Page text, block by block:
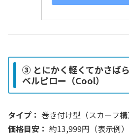
③ とにかく軽くてかさば
ベルピロー（Cool）
タイプ： 巻き付け型（スカーフ構
価格目安： 約13,999円（表示例）